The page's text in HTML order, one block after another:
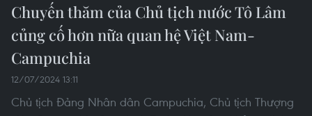
Chuyến thăm của Chủ tịch nước Tô Lâm
củng cố hơn nữa quan hệ Việt Nam-
Campuchia
12/07/2024 13:11
Chủ tịch Đảng Nhân dân Campuchia, Chủ tịch Thượng